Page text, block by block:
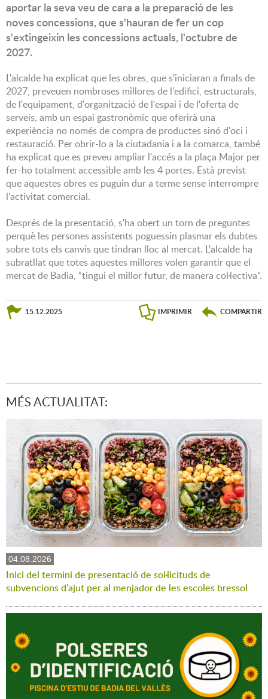
aportar la seva veu de cara a la preparació de les
noves concessions, que s'hauran de fer un cop
s'extingeixin les concessions actuals, l'octubre de
2027.
L'alcalde ha explicat que les obres, que s'iniciaran a finals de
2027, preveuen nombroses millores de l'edifici, estructurals,
de l'equipament, d'organització de l'espai i de l'oferta de
serveis, amb un espai gastronòmic que oferirà una
experiència no només de compra de productes sinó d'oci i
restauració. Per obrir-lo a la ciutadania i a la comarca, també
ha explicat que es preveu ampliar l'accés a la plaça Major per
fer-ho totalment accessible amb les 4 portes. Està previst
que aquestes obres es puguin dur a terme sense interrompre
l'activitat comercial.
Després de la presentació, s'ha obert un torn de preguntes
perquè les persones assistents poguessin plasmar els dubtes
sobre tots els canvis que tindran lloc al mercat. L'alcalde ha
subratllat que totes aquestes millores volen garantir que el
mercat de Badia, “tingui el millor futur, de manera col·lectiva”.
15.12.2025 IMPRIMIR COMPARTIR
MÉS ACTUALITAT:
04.08.2026
Inici del termini de presentació de sol·licituds de
subvencions d'ajut per al menjador de les escoles bressol